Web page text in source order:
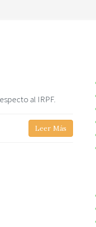
al IRPF.
Leer Más